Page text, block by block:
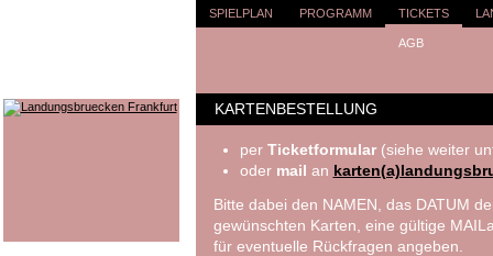
SPIELPLAN PROGRAMM TICKETS
AGB
KARTENBESTELLUNG
per Ticketformular(siehe weiter
oder mail an
Bitte dabei den NAMEN, das DATUM
gewünschten Karten, eine gültige
für eventuelle Rückfragen angeben.